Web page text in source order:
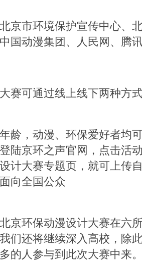
京市环境保护宣传中心、
国动漫集团、人民网、腾
赛可通过线上线下两种方
龄，动漫、环保爱好者均
陆京环之声官网，点击活
计大赛专题页，就可上传
向全国公众
京环保动漫设计大赛在六
们还将继续深入高校，除
的人参与到此次大赛中来